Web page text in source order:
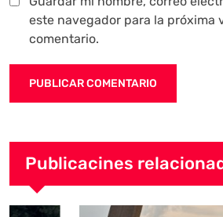
este navegador para la próxima
comentario.
Publicacines